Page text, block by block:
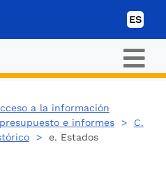
ES
a la información
e informes> C.
> e. Estados